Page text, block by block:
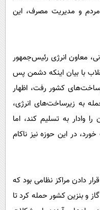
مردم و مدیریت مصرف، این
معاون انرژی رئیس‌جمهور
با بیان اینکه دشمن پس
کشور رفت، اظهار
به زیرساخت‌های انرژی،
وادار به تسلیم کند، اما
در این حوزه نیز ناکام
دادن مراکز نظامی بود که
و بنزین کشور حمله کرد تا